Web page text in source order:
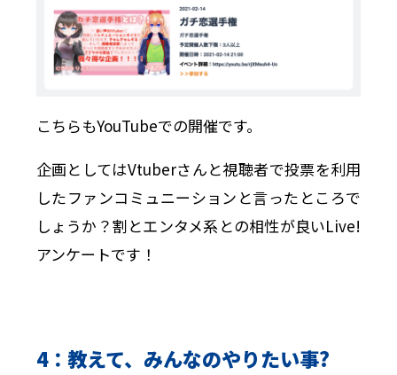
こちらもYouTubeでの開催です。
企画としてはVtuberさんと視聴者で投票を利用
したファンコミュニーションと言ったところで
しょうか？割とエンタメ系との相性が良いLive!
アンケートです！
4：教えて、みんなのやりたい事?